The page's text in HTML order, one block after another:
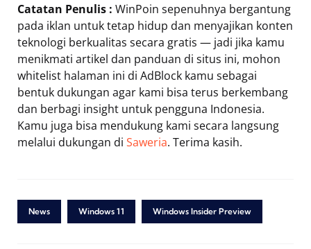
Catatan Penulis : WinPoin sepenuhnya bergantung
pada iklan untuk tetap hidup dan menyajikan konten
teknologi berkualitas secara gratis — jadi jika kamu
menikmati artikel dan panduan di situs ini, mohon
whitelist halaman ini di AdBlock kamu sebagai
bentuk dukungan agar kami bisa terus berkembang
dan berbagi insight untuk pengguna Indonesia.
Kamu juga bisa mendukung kami secara langsung
melalui dukungan di Saweria. Terima kasih.
News Windows 11 Windows Insider Preview